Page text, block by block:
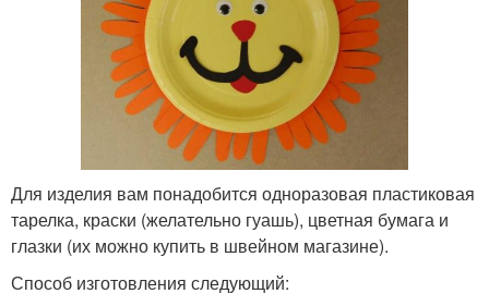
Для изделия вам понадобится одноразовая пластиковая
тарелка, краски (желательно гуашь), цветная бумага и
глазки (их можно купить в швейном магазине).
Способ изготовления следующий: